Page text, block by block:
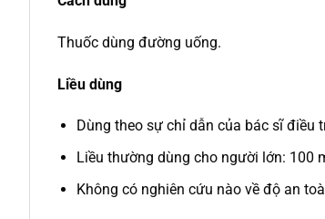
Thuốc dùng đường uống.
Liều dùng
Dùng theo sự chỉ dẫn của bác sĩ điều
Liều thường dùng cho người lớn: 100
Không có nghiên cứu nào về độ an